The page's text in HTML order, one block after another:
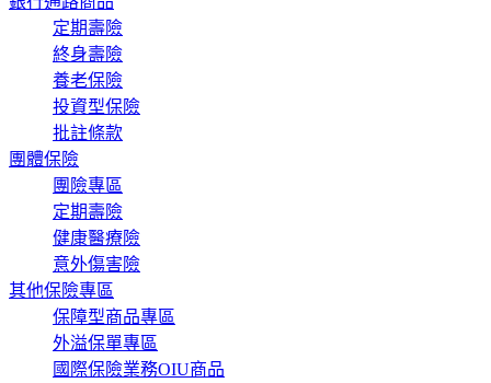
定期壽險
終身壽險
養老保險
投資型保險
批註條款
團體保險
團險專區
定期壽險
健康醫療險
意外傷害險
其他保險專區
保障型商品專區
外溢保單專區
國際保險業務OIU商品